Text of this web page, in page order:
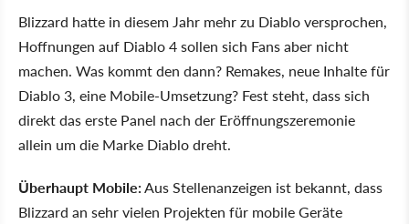
Blizzard hatte in diesem Jahr mehr zu Diablo versprochen,
Hoffnungen auf Diablo 4 sollen sich Fans aber nicht
machen. Was kommt den dann? Remakes, neue Inhalte für
Diablo 3, eine Mobile-Umsetzung? Fest steht, dass sich
direkt das erste Panel nach der Eröffnungszeremonie
allein um die Marke Diablo dreht.
Überhaupt Mobile:Aus Stellenanzeigen ist bekannt, dass
Blizzard an sehr vielen Projekten für mobile Geräte